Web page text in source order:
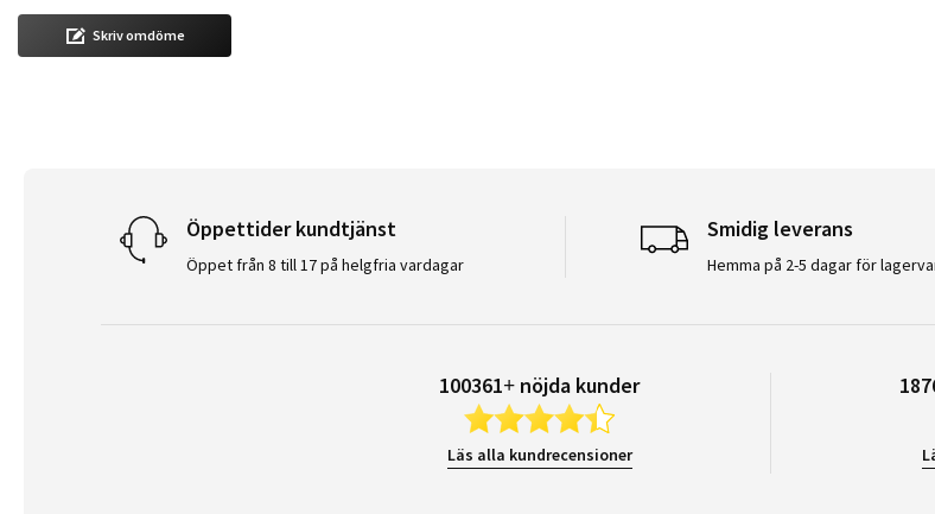
Skriv omdöme
Öppettider kundtjänst
Öppet från 8 till 17 på helgfria vardagar
Smidig leverans
Hemma på 2-5 dagar för
100361+ nöjda kunder
Läs alla kundrecensioner